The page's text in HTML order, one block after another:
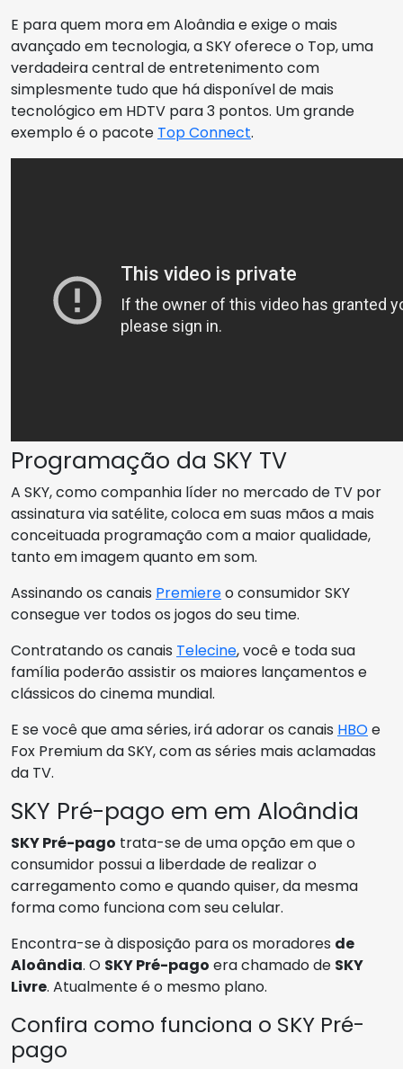
E para quem mora em Aloândia e exige o mais
avançado em tecnologia, a SKY oferece o Top, uma
verdadeira central de entretenimento com
simplesmente tudo que há disponível de mais
tecnológico em HDTV para 3 pontos. Um grande
exemplo é o pacote Top Connect.
Programação da SKY TV
A SKY, como companhia líder no mercado de TV por
assinatura via satélite, coloca em suas mãos a mais
conceituada programação com a maior qualidade,
tanto em imagem quanto em som.
Assinando os canais Premiereo consumidor SKY
consegue ver todos os jogos do seu time.
Contratando os canais Telecine, você e toda sua
família poderão assistir os maiores lançamentos e
clássicos do cinema mundial.
E se você que ama séries, irá adorar os canais HBOe
Fox Premium da SKY, com as séries mais aclamadas
da TV.
SKY Pré-pago em em Aloândia
SKY Pré-pago trata-se de uma opção em que o
consumidor possui a liberdade de realizar o
carregamento como e quando quiser, da mesma
forma como funciona com seu celular.
Encontra-se à disposição para os moradores de
Aloândia. O SKY Pré-pago era chamado de SKY
Livre. Atualmente é o mesmo plano.
Confira como funciona o SKY Pré-
pago